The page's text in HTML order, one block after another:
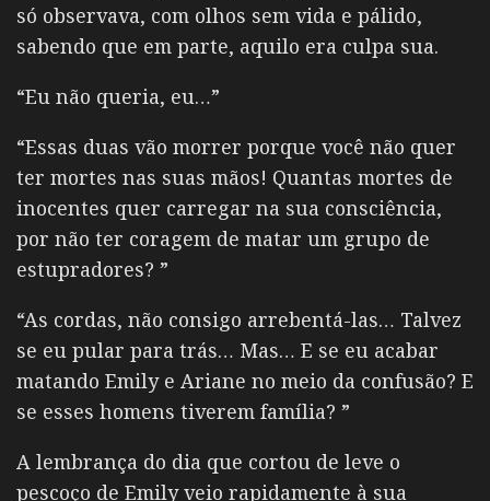
só observava, com olhos sem vida e pálido,
sabendo que em parte, aquilo era culpa sua.
“Eu não queria, eu…”
“Essas duas vão morrer porque você não quer
ter mortes nas suas mãos! Quantas mortes de
inocentes quer carregar na sua consciência,
por não ter coragem de matar um grupo de
estupradores? ”
“As cordas, não consigo arrebentá-las… Talvez
se eu pular para trás… Mas… E se eu acabar
matando Emily e Ariane no meio da confusão? E
se esses homens tiverem família? ”
A lembrança do dia que cortou de leve o
pescoço de Emily veio rapidamente à sua